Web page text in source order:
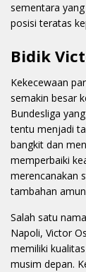
sementara
posisi teratas
Bidik
Kekecewaan
semakin besar
Bundesliga
tentu menjadi
bangkit dan
memperbaiki
merencanakan
tambahan
Salah satu
Napoli, Victor
memiliki
musim depan.